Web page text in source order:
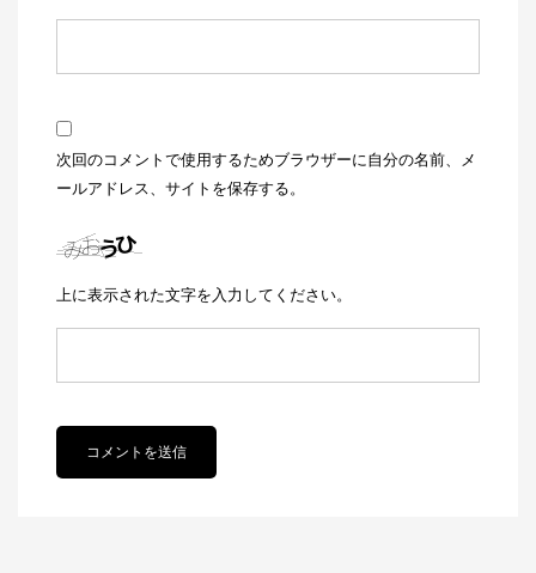
次回のコメントで使用するためブラウザーに自分の名前、メ
ールアドレス、サイトを保存する。
上に表示された文字を入力してください。